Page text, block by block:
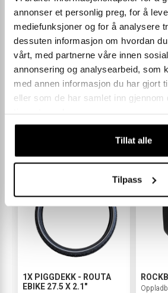
annonser et personlig preg, for å
mediefunksjoner og for å analysere
dessuten informasjon om hvordan
vårt, med partnerne våre innen
annonsering og analysearbeid, som
med annen informasjon du har gjort
eller som de har samlet inn gjennom
Tillat alle
Tilpass
SPESIFIKASJONER
Andre kjøpte
1X PIGGDEKK - ROUTA
EBIKE 27.5 X 2.1"